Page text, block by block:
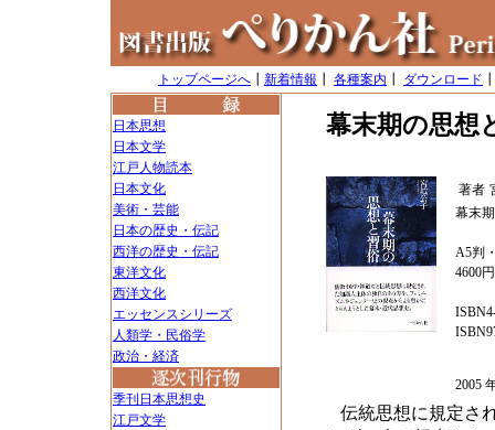
トップページへ 新着情報 各種案内 ダウンロード
日本思想
日本文学
江戸人物読本
日本文化
美術・芸能
日本の歴史・伝記
西洋の歴史・伝記
東洋文化
西洋文化
エッセンスシリーズ
人類学・民俗学
政治・経済
季刊日本思想史
江戸文学
幕末期の思想
著者
幕末
A5判
4600
2005
伝統思想に規定さ